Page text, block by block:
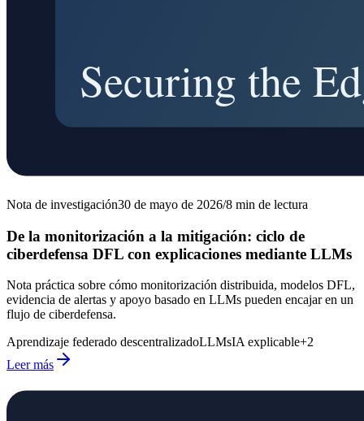
Nota de investigación30 de mayo de 2026/8 min de lectura
De la monitorización a la mitigación: ciclo de
ciberdefensa DFL con explicaciones mediante LLMs
Nota práctica sobre cómo monitorización distribuida, modelos DFL,
evidencia de alertas y apoyo basado en LLMs pueden encajar en un
flujo de ciberdefensa.
Aprendizaje federado descentralizadoLLMsIA explicable+2
Leer más